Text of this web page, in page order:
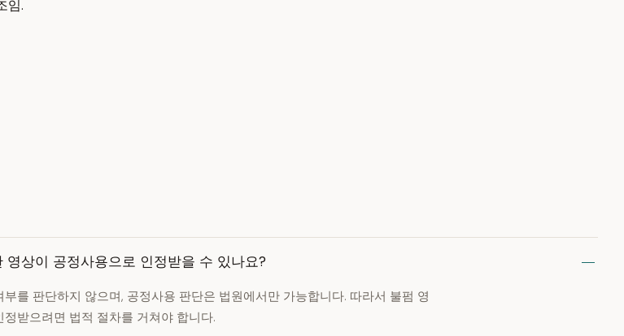
임.
영상이 공정사용으로 인정받을 수 있나요?
를 판단하지 않으며, 공정사용 판단은 법원에서만 가능합니다. 따라서 불펌 영
받으려면 법적 절차를 거쳐야 합니다.